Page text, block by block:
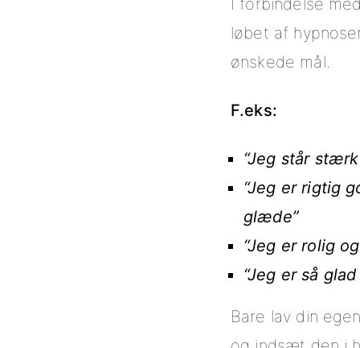
I forbindelse
løbet af
ønskede mål.
F.eks:
“Jeg står
“Jeg er rigtig
glæde”
“Jeg er rolig
“Jeg er så
Bare lav din